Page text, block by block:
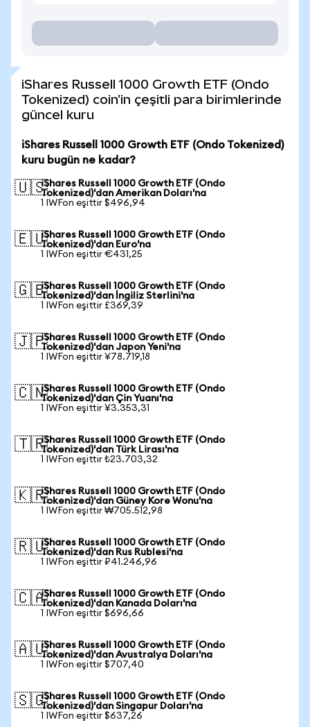
iShares Russell 1000 Growth ETF (Ondo
Tokenized) coin'in çeşitli para birimlerinde
güncel kuru
iShares Russell 1000 Growth ETF (Ondo Tokenized)
kuru bugün ne kadar?
🇺🇸iShares Russell 1000 Growth ETF (Ondo
Tokenized)'dan Amerikan Doları'na
1 IWFon eşittir $496,94
🇪🇺iShares Russell 1000 Growth ETF (Ondo
Tokenized)'dan Euro'na
1 IWFon eşittir €431,25
🇬🇧iShares Russell 1000 Growth ETF (Ondo
Tokenized)'dan İngiliz Sterlini'na
1 IWFon eşittir £369,39
🇯🇵iShares Russell 1000 Growth ETF (Ondo
Tokenized)'dan Japon Yeni'na
1 IWFon eşittir ¥78.719,18
🇨🇳iShares Russell 1000 Growth ETF (Ondo
Tokenized)'dan Çin Yuanı'na
1 IWFon eşittir ¥3.353,31
🇹🇷iShares Russell 1000 Growth ETF (Ondo
Tokenized)'dan Türk Lirası'na
1 IWFon eşittir ₺23.703,32
🇰🇷iShares Russell 1000 Growth ETF (Ondo
Tokenized)'dan Güney Kore Wonu'na
1 IWFon eşittir ₩705.512,98
🇷🇺iShares Russell 1000 Growth ETF (Ondo
Tokenized)'dan Rus Rublesi'na
1 IWFon eşittir ₽41.246,96
🇨🇦iShares Russell 1000 Growth ETF (Ondo
Tokenized)'dan Kanada Doları'na
1 IWFon eşittir $696,66
🇦🇺iShares Russell 1000 Growth ETF (Ondo
Tokenized)'dan Avustralya Doları'na
1 IWFon eşittir $707,40
🇸🇬iShares Russell 1000 Growth ETF (Ondo
Tokenized)'dan Singapur Doları'na
1 IWFon eşittir $637,26